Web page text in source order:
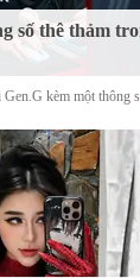
số thê thảm
kèm một thông